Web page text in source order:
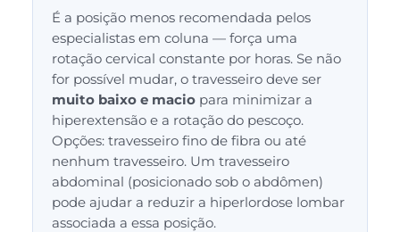
É a posição menos recomendada pelos
especialistas em coluna — força uma
rotação cervical constante por horas. Se não
for possível mudar, o travesseiro deve ser
muito baixo e maciopara minimizar a
hiperextensão e a rotação do pescoço.
Opções: travesseiro fino de fibra ou até
nenhum travesseiro. Um travesseiro
abdominal (posicionado sob o abdômen)
pode ajudar a reduzir a hiperlordose lombar
associada a essa posição.